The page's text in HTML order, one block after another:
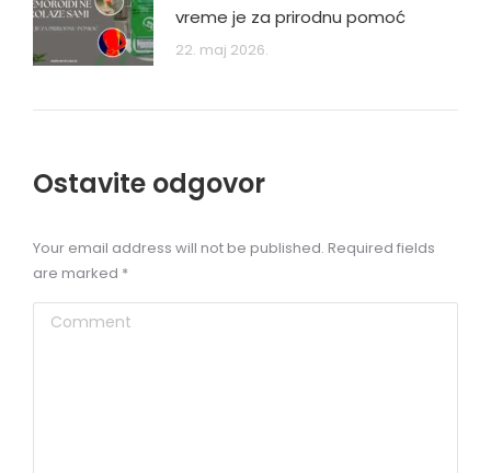
vreme je za prirodnu pomoć
22. maj 2026.
Ostavite odgovor
Your email address will not be published. Required fields
are marked *
Comment